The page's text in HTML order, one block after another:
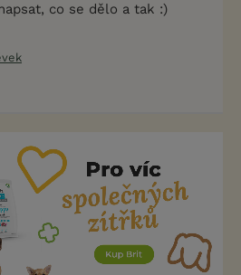
co se dělo a tak :)